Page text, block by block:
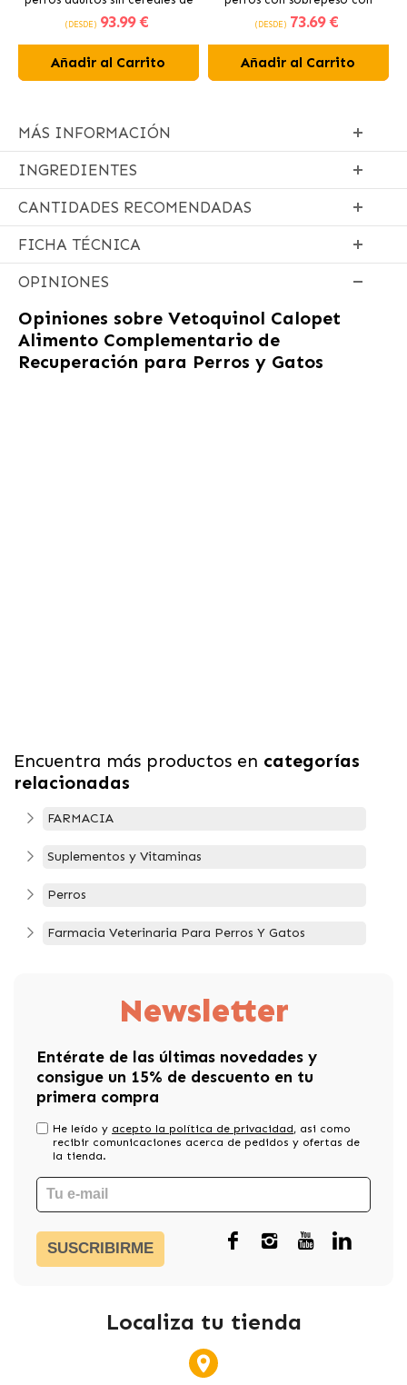
pollo
(DESDE) 93.99 €
Añadir al Carrito
pollo fresco
(DESDE) 73.69 €
Añadir al Carrito
MÁS INFORMACIÓN
INGREDIENTES
CANTIDADES RECOMENDADAS
FICHA TÉCNICA
OPINIONES
Opiniones sobre Vetoquinol Calopet
Alimento Complementario de
Recuperación para Perros y Gatos
Encuentra más productos en categorías
relacionadas
FARMACIA
Suplementos y Vitaminas
Perros
Farmacia Veterinaria Para Perros Y Gatos
Newsletter
Entérate de las últimas novedades y
consigue un 15% de descuento en tu
primera compra
He leído y acepto la política de privacidad, asi como
recibir comunicaciones acerca de pedidos y ofertas de
la tienda.
SUSCRIBIRME
Localiza tu tienda